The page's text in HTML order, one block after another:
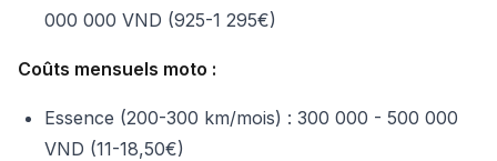
000 000 VND (925-1 295€)
Coûts mensuels moto :
Essence (200-300 km/mois) : 300 000 - 500 000
VND (11-18,50€)